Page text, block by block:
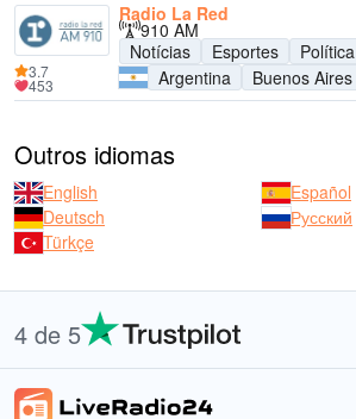
Radio La Red
910 AM
Notícias
Esportes
Política
Argentina
Buenos Aires
3.7
453
Outros idiomas
English
Español
Deutsch
Русский
Türkçe
4 de 5